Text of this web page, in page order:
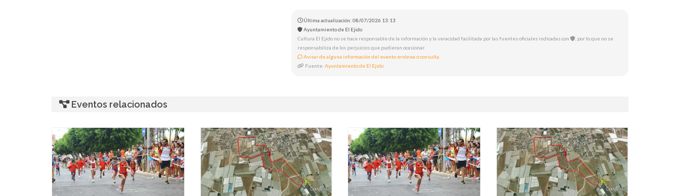
Última actualización: 08/07/2026 13:13
Ayuntamiento de El Ejido
Cultura El Ejido no se hace responsable de la información y la veracidad facilitada por las fuentes oficiales indicadas con
, por lo que no se
responsabiliza de los perjuicios que pudieran ocasionar.
Avisar de alguna información del evento errónea o consulta.
Fuente:Ayuntamiento de El Ejido
Eventos relacionados